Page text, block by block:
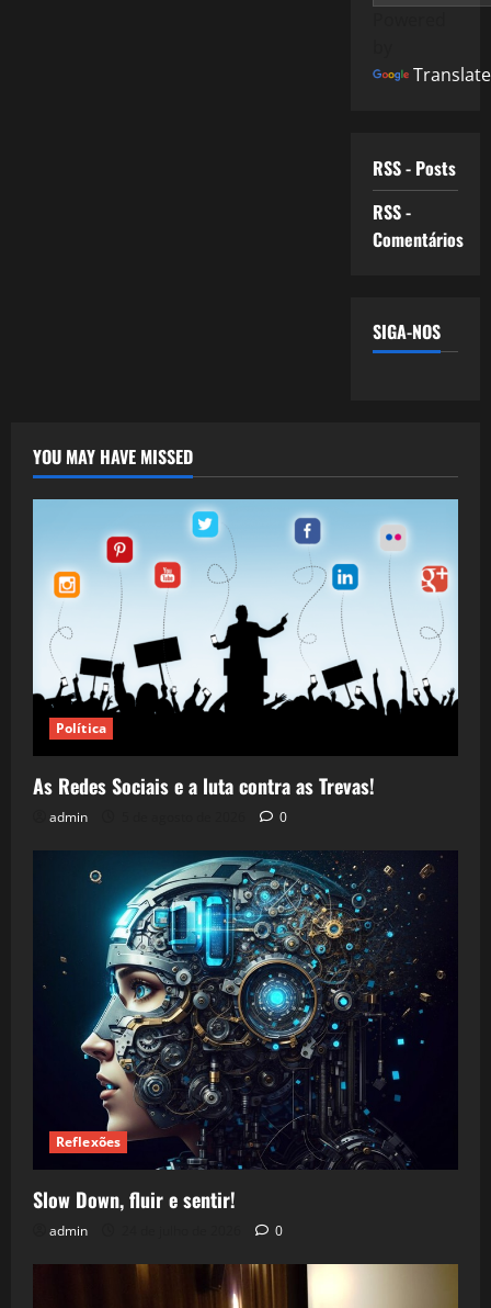
Translate
RSS - Posts
RSS -
Comentários
SIGA-NOS
YOU MAY HAVE MISSED
Política
As Redes Sociais e a luta contra as Trevas!
admin 0
Reflexões
Slow Down, fluir e sentir!
admin 0